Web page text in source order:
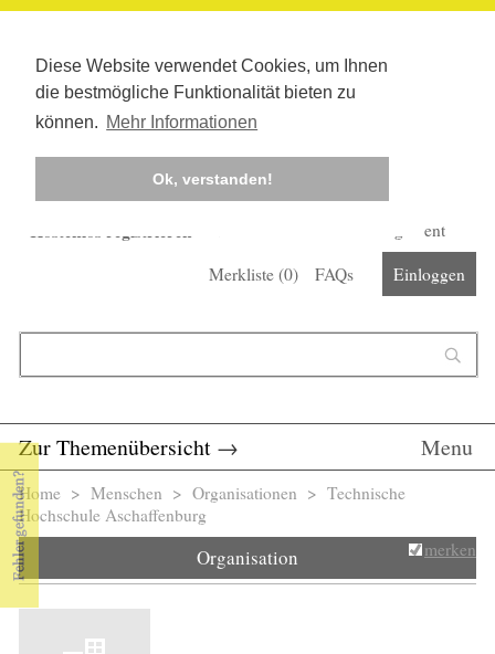
Diese Website verwendet Cookies, um Ihnen
die bestmögliche Funktionalität bieten zu
können. Mehr Informationen
Ok, verstanden!
Kostenlos registrieren
Corona-Management
Merkliste (0) FAQs Einloggen
Zur Themenübersicht → Menu
Sie sind hier
Home > Menschen > Organisationen > Technische
Hochschule Aschaffenburg
Organisation merken